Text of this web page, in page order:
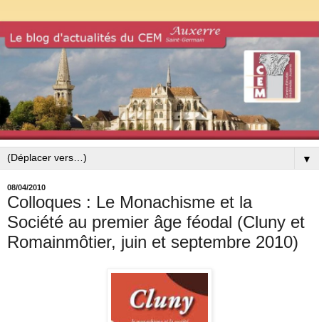
▼
08/04/2010
Colloques : Le Monachisme et la
Société au premier âge féodal (Cluny et
Romainmôtier, juin et septembre 2010)